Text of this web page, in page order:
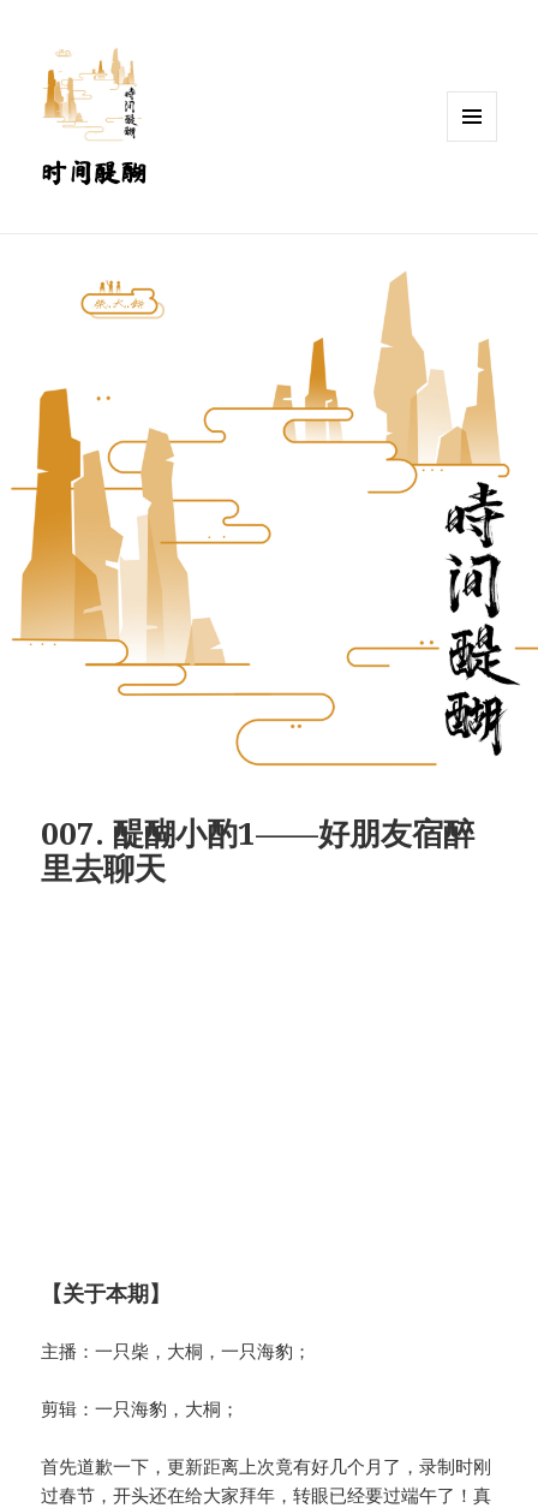
时间醍醐
007. 醍醐小酌1——好朋友宿醉
里去聊天
【关于本期】
主播：一只柴，大桐，一只海豹；
剪辑：一只海豹，大桐；
首先道歉一下，更新距离上次竟有好几个月了，录制时刚
过春节，开头还在给大家拜年，转眼已经要过端午了！真